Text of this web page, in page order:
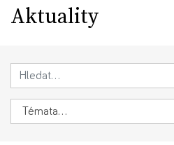
Aktuality